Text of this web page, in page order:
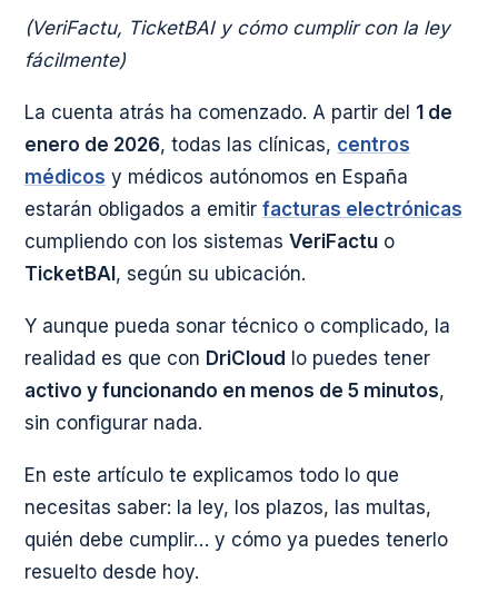
(VeriFactu, TicketBAI y cómo cumplir con la ley
fácilmente)
La cuenta atrás ha comenzado. A partir del 1 de
enero de 2026, todas las clínicas, centros
médicos y médicos autónomos en España
estarán obligados a emitir facturas electrónicas
cumpliendo con los sistemas VeriFactu o
TicketBAI , según su ubicación.
Y aunque pueda sonar técnico o complicado, la
realidad es que con DriCloud
lo puedes tener
activo y funcionando en menos de 5 minutos,
sin configurar nada.
En este artículo te explicamos todo lo que
necesitas saber: la ley, los plazos, las multas,
quién debe cumplir… y cómo ya puedes tenerlo
resuelto desde hoy.